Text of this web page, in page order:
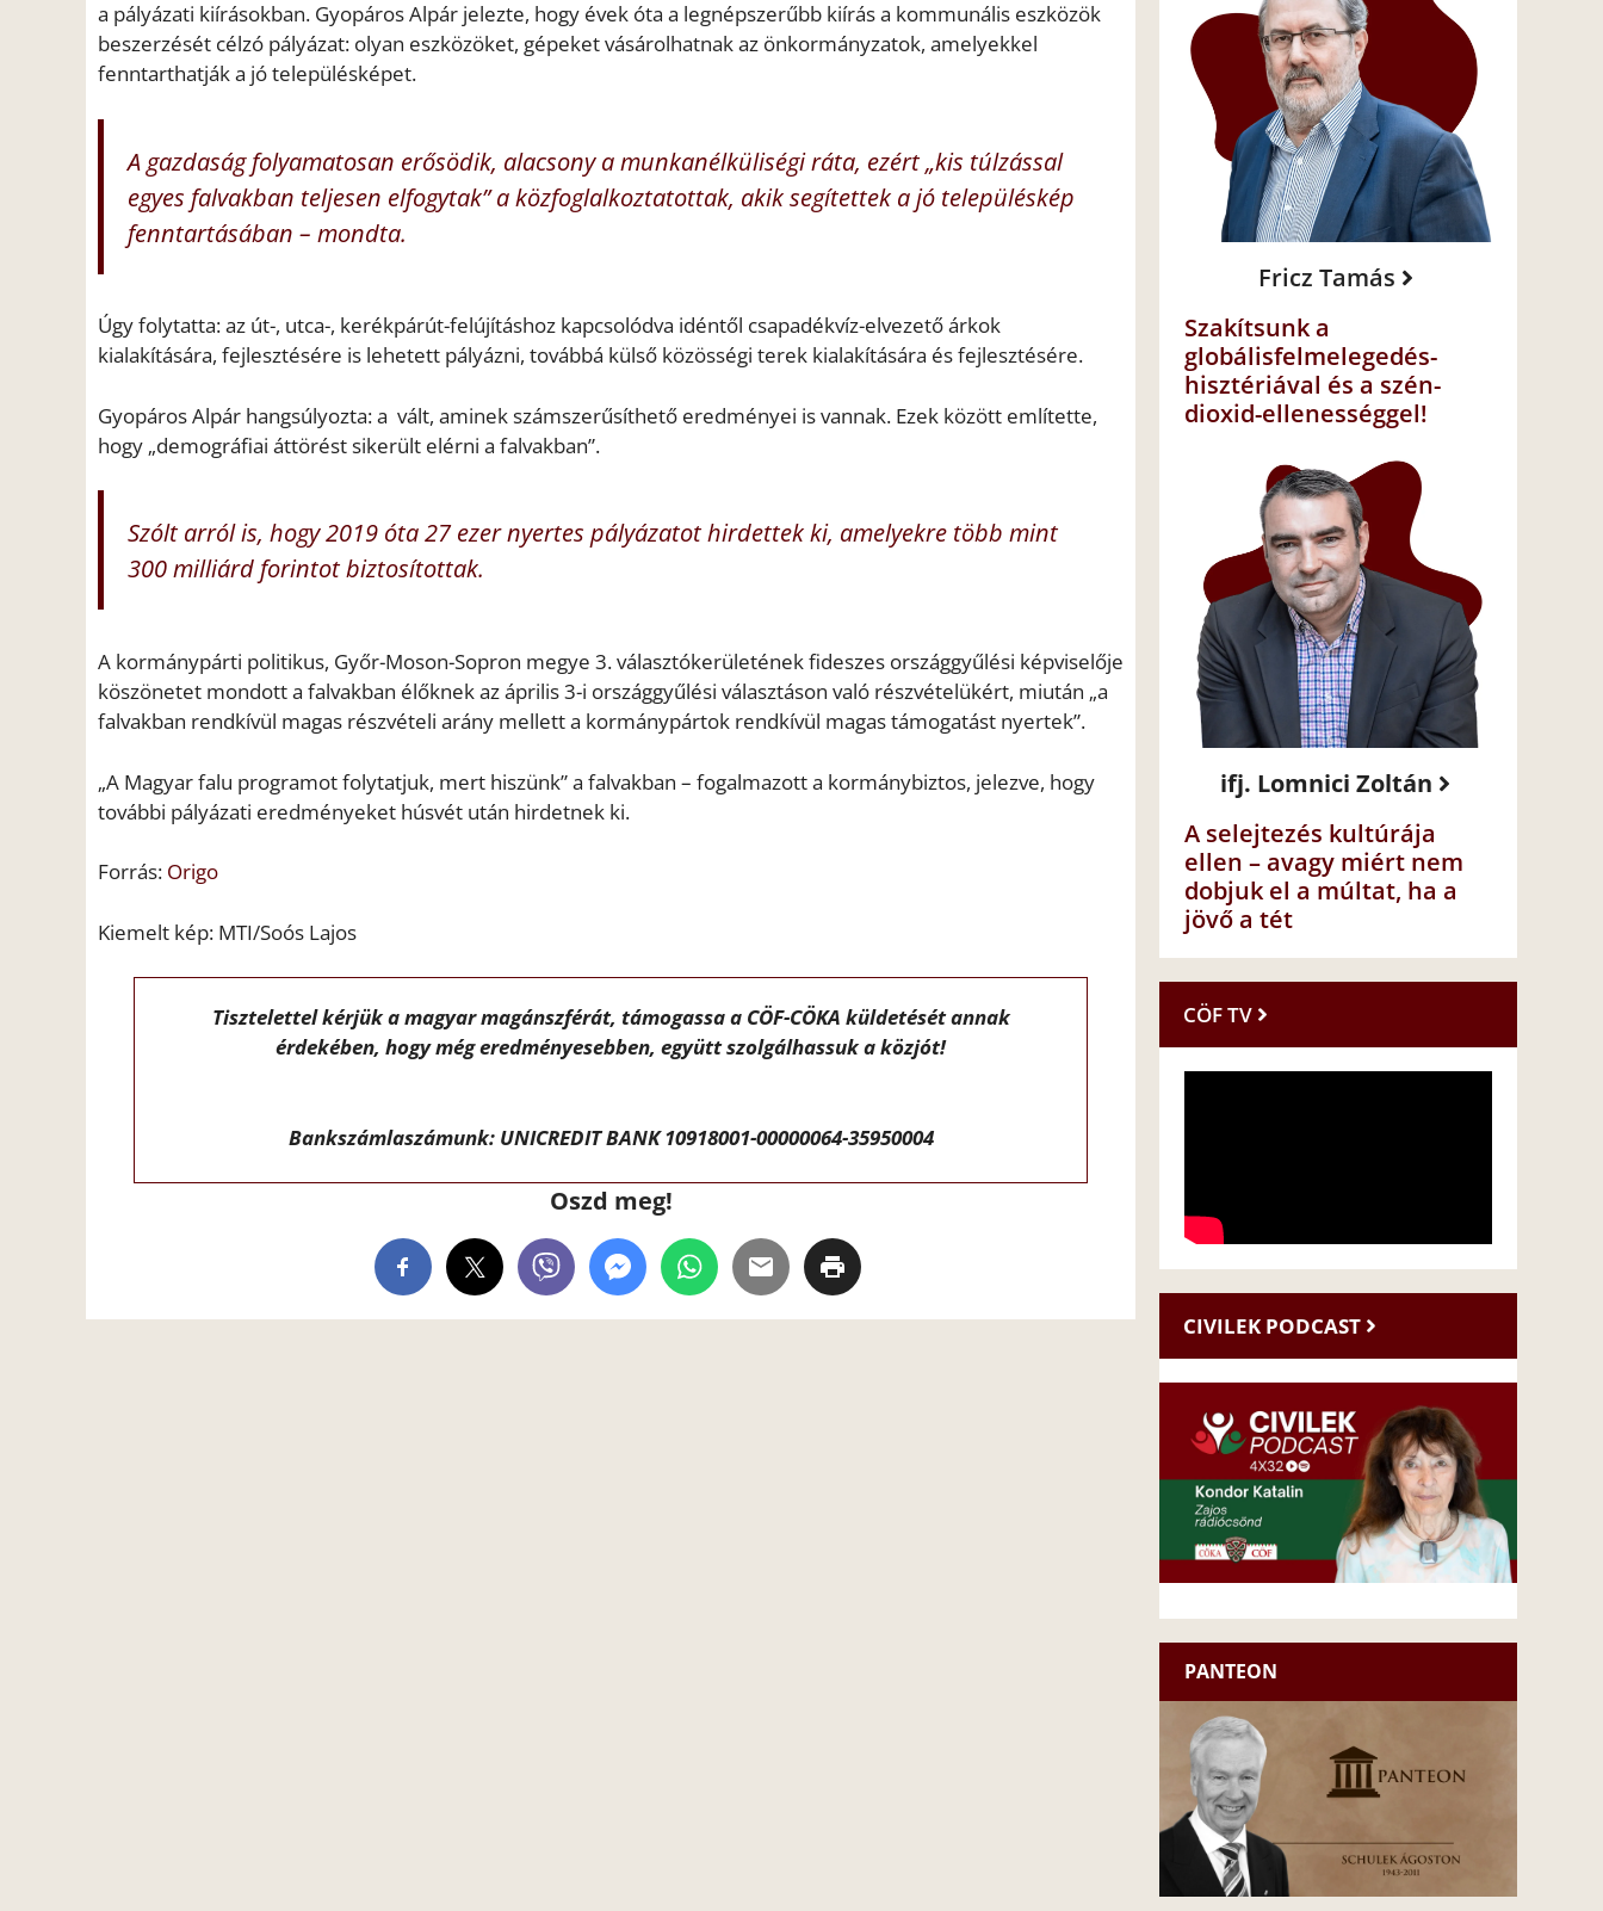
a pályázati kiírásokban. Gyopáros Alpár jelezte, hogy évek óta a legnépszerűbb kiírás a kommunális eszközök
beszerzését célzó pályázat: olyan eszközöket, gépeket vásárolhatnak az önkormányzatok, amelyekkel
fenntarthatják a jó településképet.
A gazdaság folyamatosan erősödik, alacsony a munkanélküliségi ráta, ezért „kis túlzással
egyes falvakban teljesen elfogytak” a közfoglalkoztatottak, akik segítettek a jó településkép
fenntartásában – mondta.
Úgy folytatta: az út-, utca-, kerékpárút-felújításhoz kapcsolódva idéntől csapadékvíz-elvezető árkok
kialakítására, fejlesztésére is lehetett pályázni, továbbá külső közösségi terek kialakítására és fejlesztésére.
Gyopáros Alpár hangsúlyozta: a vált, aminek számszerűsíthető eredményei is vannak. Ezek között említette,
hogy „demográfiai áttörést sikerült elérni a falvakban”.
Szólt arról is, hogy 2019 óta 27 ezer nyertes pályázatot hirdettek ki, amelyekre több mint
300 milliárd forintot biztosítottak.
A kormánypárti politikus, Győr-Moson-Sopron megye 3. választókerületének fideszes országgyűlési képviselője
köszönetet mondott a falvakban élőknek az április 3-i országgyűlési választáson való részvételükért, miután „a
falvakban rendkívül magas részvételi arány mellett a kormánypártok rendkívül magas támogatást nyertek”.
„A Magyar falu programot folytatjuk, mert hiszünk” a falvakban – fogalmazott a kormánybiztos, jelezve, hogy
további pályázati eredményeket húsvét után hirdetnek ki.
Forrás: Origo
Kiemelt kép: MTI/Soós Lajos
Tisztelettel kérjük a magyar magánszférát, támogassa a CÖF-CÖKA küldetését annak
érdekében, hogy még eredményesebben, együtt szolgálhassuk a közjót!
Bankszámlaszámunk: UNICREDIT BANK 10918001-00000064-35950004
Oszd meg!
Fricz Tamás
Szakítsunk a
globálisfelmelegedés-
hisztériával és a szén-
dioxid-ellenességgel!
ifj. Lomnici Zoltán
A selejtezés kultúrája
ellen – avagy miért nem
dobjuk el a múltat, ha a
jövő a tét
CÖF TV
CIVILEK PODCAST
PANTEON